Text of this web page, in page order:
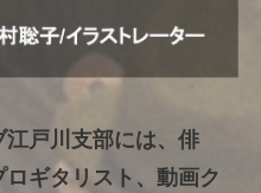
戸川支部には、俳
ギタリスト、動画ク